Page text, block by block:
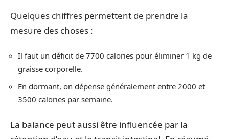
Quelques chiffres permettent de prendre la
mesure des choses :
Il faut un déficit de 7700 calories pour éliminer 1 kg de
graisse corporelle.
En dormant, on dépense généralement entre 2000 et
3500 calories par semaine.
La balance peut aussi être influencée par la